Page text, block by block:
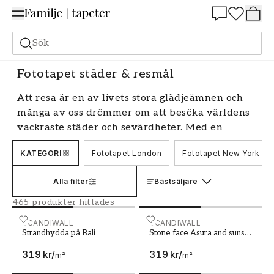
Sök
Fototapeter Motiv Fototapet städer & resmål
Fototapet städer & resmål
Att resa är en av livets stora glädjeämnen och
många av oss drömmer om att besöka världens
vackraste städer och sevärdheter. Med en
fototapet med motiv från städer och resmål kan
du få känslan av att befinna dig på din
fototapeter och muraler låter dig skapa en
personlig och inspirerande inredning som tar dig
med på en resa varje gång du kliver in i rummet.
Upplev världens metropoler
KATEGORI Fototapet London Fototapet New York
Alla filter Bästsäljare
465 produkter hittades
SCANDIWALL
Strandhydda på Bali
319 kr/m²
Strandhydda på Bali SCANDIWALL
Stone face Asura and sunset
Cambodia
319 kr/m²
Stone face Asura and